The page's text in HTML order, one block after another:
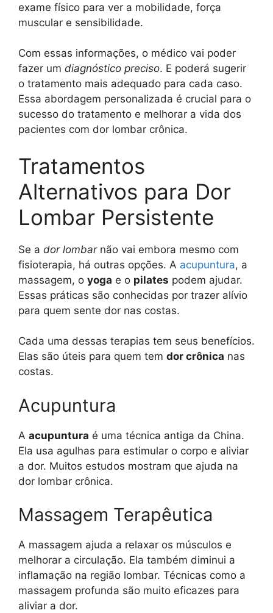
exame físico para ver a mobilidade, força
muscular e sensibilidade.
Com essas informações, o médico vai poder
fazer um diagnóstico preciso. E poderá sugerir
o tratamento mais adequado para cada caso.
Essa abordagem personalizada é crucial para o
sucesso do tratamento e melhorar a vida dos
pacientes com dor lombar crônica.
Tratamentos
Alternativos para Dor
Lombar Persistente
Se a dor lombarnão vai embora mesmo com
fisioterapia, há outras opções. A acupuntura, a
massagem, o yoga e o pilates podem ajudar.
Essas práticas são conhecidas por trazer alívio
para quem sente dor nas costas.
Cada uma dessas terapias tem seus benefícios.
Elas são úteis para quem tem dor crônica nas
costas.
Acupuntura
A acupuntura é uma técnica antiga da China.
Ela usa agulhas para estimular o corpo e aliviar
a dor. Muitos estudos mostram que ajuda na
dor lombar crônica.
Massagem Terapêutica
A massagem ajuda a relaxar os músculos e
melhorar a circulação. Ela também diminui a
inflamação na região lombar. Técnicas como a
massagem profunda são muito eficazes para
aliviar a dor.